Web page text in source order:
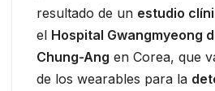
resultado de un estudio
el Hospital Gwangmyeong
Chung-Ang en Corea, que
de los wearables para la